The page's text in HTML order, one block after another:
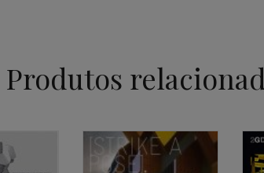
Produtos